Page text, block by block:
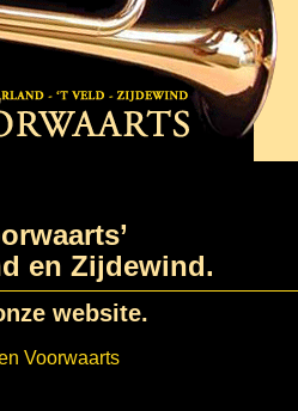
en Zijdewind.
website.
Voorwaarts